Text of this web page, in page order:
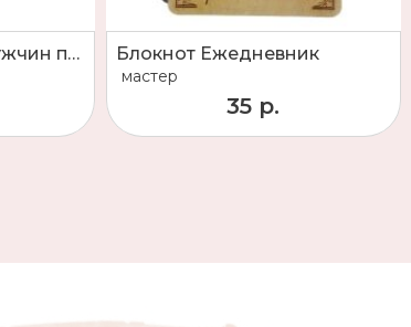
Головоломка для мужчин подарок упаковка оригинальный подарок Блокнот Ежедневник
мастер
35 р.